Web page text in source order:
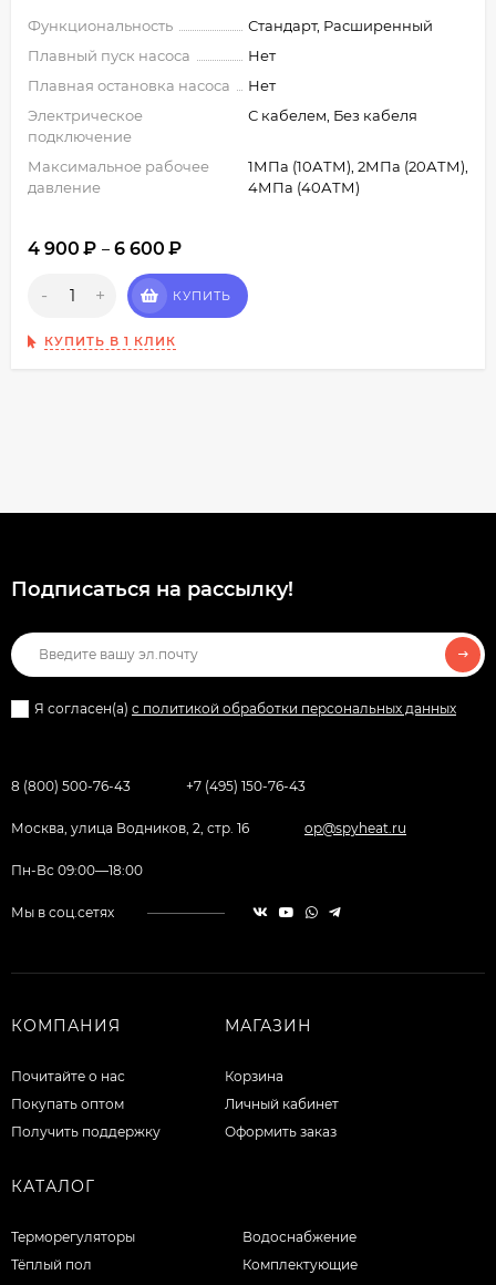
Функциональность
Стандарт, Расширенный
Плавный пуск насоса
Нет
Плавная остановка насоса
Нет
Электрическое
подключение
С кабелем, Без кабеля
Максимальное рабочее
давление
1МПа (10АТМ), 2МПа (20АТМ),
4МПа (40АТМ)
4 900 ₽ – 6 600 ₽
- + КУПИТЬ
КУПИТЬ В 1 КЛИК
Подписаться на рассылкy!
Я согласен(a) с политикой обработки персональных данных
8 (800) 500-76-43 +7 (495) 150-76-43
Москва, улица Водников, 2, стр. 16 op@spyheat.ru
Пн-Вс 09:00—18:00
Мы в соц.сетях
КОМПАНИЯ
Почитайте о нас
Покупать оптом
Получить поддержку
МАГАЗИН
Корзина
Личный кабинет
Оформить заказ
КАТАЛОГ
Терморегуляторы
Тёплый пол
Водоснабжение
Комплектующие